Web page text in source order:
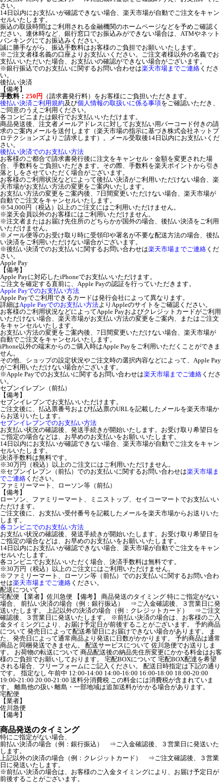
さい。
14日以内にお支払いが確認できない場合、楽天市場が自動でご注文をキャン
セルいたします。
振込の取扱時間はご利用される金融機関のホームページなどを予めご確認く
ださい。連休時など、銀行窓口でお振込みができない場合は、ATMやネット
バンキングにてお振込みください。
誠に勝手ながら、振込手数料はお客様のご負担でお願いいたします。
※ご注文者様名義の口座よりお支払いください。ご注文者様以外の名義でお
支払いいただいた場合、お支払いの確認ができない場合がございます。
※銀行振込でのお支払いに関するお問い合わせは楽天市場までご連絡 くださ
い。
後払い決済
【備考】
手数料： 250円 （請求書発行料）をお客様にご負担いただきます。
後払い決済ご利用規約及び個人情報の取扱いに係る事項をご確認いただき、
ご同意のうえご利用ください。
各コンビニまたは銀行でお支払いいただけます。
商品発送後、注文者メールアドレスに対してお支払い用バーコード付きの請
求のご案内メールを送付します（楽天市場の指示に基づき株式会社ネットプ
ロテクションズよりご請求します）。メール受取後14日以内にお支払いくだ
さい。
後払い決済でのお支払い方法
お客様のご都合で請求書発行後に注文をキャンセル・金額を変更された場
合、手数料をご負担いただきます。その際、手数料を楽天ポイントから引き
落としをさせていただく場合がございます。
お客様のご利用状況などによって後払い決済がご利用いただけない場合、楽
天市場がお支払い方法の変更をご案内いたします。
お支払い方法の変更をご案内後、7日間変更いただけない場合、楽天市場が
自動でご注文をキャンセルいたします。
※54,000円（税込）以上のご注文にはご利用いただけません。
※楽天会員以外のお客様にはご利用いただけません。
※注文者またはお届け先住所のどちらかが国外の場合、後払い決済をご利用
いただけません。
※メール便等のお受け取り時に受領印や署名が不要な配送方法の場合、後払
い決済をご利用いただけない場合がございます。
※後払い決済でのお支払いに関するお問い合わせは楽天市場までご連絡 くだ
さい。
Apple Pay
【備考】
Apple Payに対応したiPhoneでお支払いいただけます。
ご注文を確定する直前に、Apple Payの認証を行っていただきます。
Apple Payでのお支払い方法
Apple Payでご利用できるカードは発行会社によって異なります。
詳細はApple Payでのお支払い方法よりAppleのサイトをご確認ください。
お客様のご利用状況などによってApple Payおよびクレジットカードがご利用
いただけない場合、楽天市場がお支払い方法の変更をご案内、またはご注文
をキャンセルいたします。
お支払い方法の変更をご案内後、7日間変更いただけない場合、楽天市場が
自動でご注文をキャンセルいたします。
iPhone以外の端末からのご購入時はApple Payをご利用いただくことができま
せん。
その他、ショップの設定状況やご注文時の選択内容などによって、Apple Pay
がご利用いただけない場合がございます。
※Apple Payでのお支払いに関するお問い合わせは楽天市場までご連絡 くださ
い。
セブンイレブン（前払）
【備考】
セブンイレブンでお支払いいただけます。
ご注文後に、払込票番号および払込票のURLを記載したメールを楽天市場か
らお送りいたします。
セブンイレブンでのお支払い方法
お支払い状況の確認後、発送手続きが開始いたします。お受け取り希望日を
ご指定の場合などは、お早めのお支払いをお願いいたします。
14日以内にお支払いが確認できない場合、楽天市場が自動でご注文をキャン
セルいたします。
決済手数料は無料です。
※30万円（税込）以上のご注文にはご利用いただけません。
※セブンイレブン（前払）でのお支払いに関するお問い合わせは楽天市場ま
でご連絡 ください。
ファミリーマート、ローソン等（前払）
【備考】
ローソン、ファミリーマート、ミニストップ、セイコーマートでお支払いい
ただけます。
ご注文後に、お支払い受付番号を記載したメールを楽天市場からお送りいた
します。
各コンビニでのお支払い方法
お支払い状況の確認後、発送手続きが開始いたします。お受け取り希望日を
ご指定の場合などは、お早めのお支払いをお願いいたします。
14日以内にお支払いが確認できない場合、楽天市場が自動でご注文をキャン
セルいたします。
各コンビニでお支払いいただく場合、決済手数料は無料です。
※30万円（税込）以上のご注文にはご利用いただけません。
※ファミリーマート、ローソン等（前払）でのお支払いに関するお問い合わ
せは楽天市場までご連絡 ください。
配送について
宅配便 【業者】佐川急便 【備考】 商品発送のタイミング 特にご指定がない
場合、 前払い決済の場合（例：銀行振込） ⇒ご入金確認後、３営業日に発
送いたします。 上記以外の決済の場合（例：クレジットカード） ⇒ご注文
確認後、３営業日に発送いたします。 ※前払い決済の場合は、お客様のご入
金タイミングにより、お届け予定日が前後することがございます。 予約商品
について 発売日によって配送希望日にお届けできない場合があります。 ま
た、発売日によって通常商品より発送に日数がかかります。 予約商品は通常
商品と同梱発送できません。 配送サービスについて 佐川急便でお送りしま
す。 お荷物の転送について 商品配送後の納品先住所変更にかかる料金はお客
様のご負担でお願いしております。 宅配BOXについて 宅配BOX配達を希望
される場合、フリーフォームにご記入ください。 配送日時指定は下記の通り
です。 指定なし 午前中 12:00-14:00 14:00-16:00 16:00-18:00 18:00-20:00
19:00-21:00 20:00-21:00 送料分消費税 この料金には消費税が含まれていま
す。 離島他の扱い 離島・一部地域は追加送料がかかる場合があります。
宅配便
【業者】
佐川急便
【備考】
商品発送のタイミング
特にご指定がない場合、
前払い決済の場合（例：銀行振込） ⇒ご入金確認後、３営業日に発送いた
します。
上記以外の決済の場合（例：クレジットカード） ⇒ご注文確認後、３営業
日に発送いたします。
※前払い決済の場合は、お客様のご入金タイミングにより、お届け予定日が
前後することがございます。